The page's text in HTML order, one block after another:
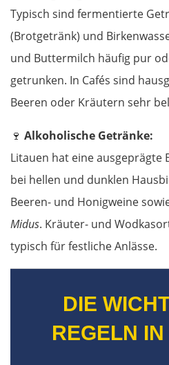
Typisch sind fermentierte
(Brotgetränk) und
und Buttermilch häufig pur
getrunken. In Cafés sind
Beeren oder Kräutern sehr
🍷 Alkoholische Getränke:
Litauen hat eine
bei hellen und dunklen
Beeren- und Honigweine
Midus. Kräuter- und
typisch für festliche Anlässe.
DIE
REGELN